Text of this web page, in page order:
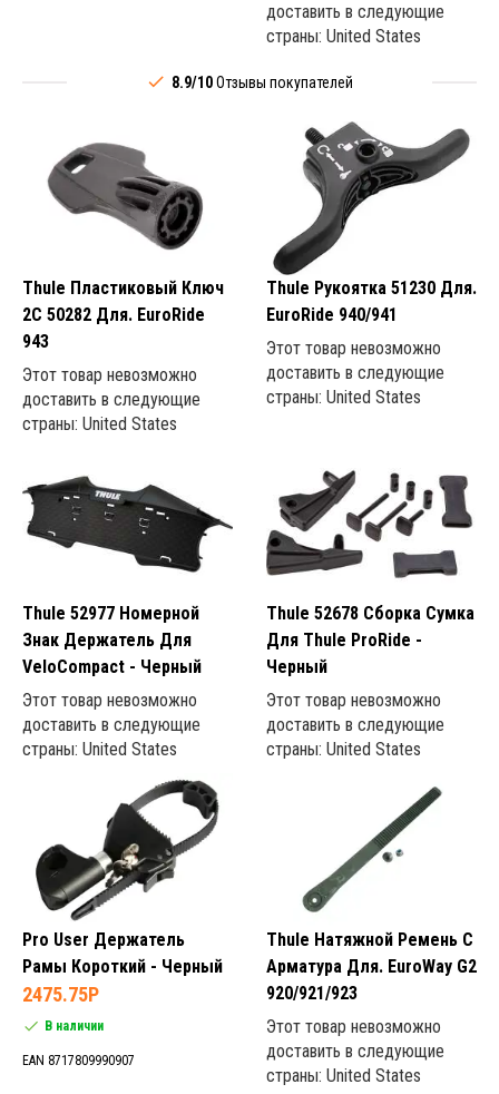
доставить в следующие
страны: United States
8.9/10Отзывы покупателей
Thule Пластиковый Ключ
2C 50282 Для. EuroRide
943
Этот товар невозможно
доставить в следующие
страны: United States
Thule Рукоятка 51230 Для.
EuroRide 940/941
Этот товар невозможно
доставить в следующие
страны: United States
Thule 52977 Номерной
Знак Держатель Для
VeloCompact - Черный
Этот товар невозможно
доставить в следующие
страны: United States
Thule 52678 Сборка Сумка
Для Thule ProRide -
Черный
Этот товар невозможно
доставить в следующие
страны: United States
Pro User Держатель
Рамы Короткий - Черный
2475.75P
В наличии
EAN 8717809990907
Thule Натяжной Ремень С
Арматура Для. EuroWay G2
920/921/923
Этот товар невозможно
доставить в следующие
страны: United States